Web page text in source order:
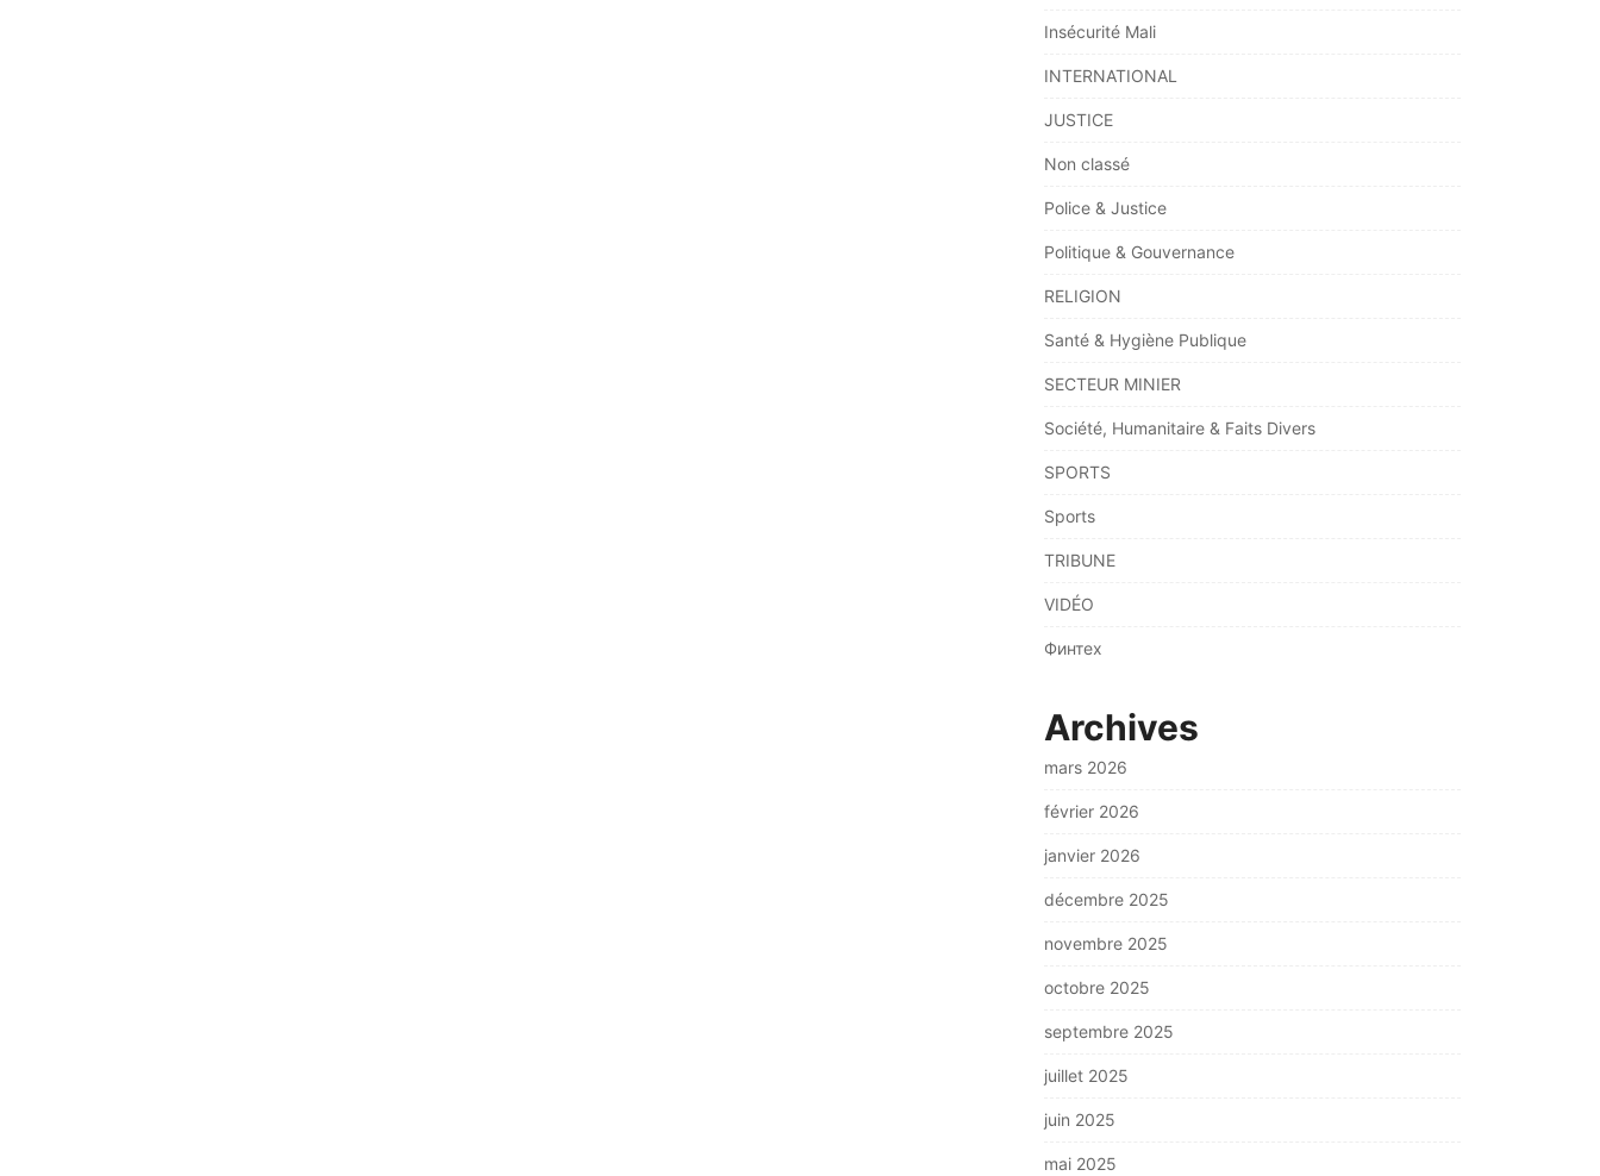
Insécurité Mali
INTERNATIONAL
JUSTICE
Non classé
Police & Justice
Politique & Gouvernance
RELIGION
Santé & Hygiène Publique
SECTEUR MINIER
Société, Humanitaire & Faits Divers
SPORTS
Sports
TRIBUNE
VIDÉO
Финтех
Archives
mars 2026
février 2026
janvier 2026
décembre 2025
novembre 2025
octobre 2025
septembre 2025
juillet 2025
juin 2025
mai 2025